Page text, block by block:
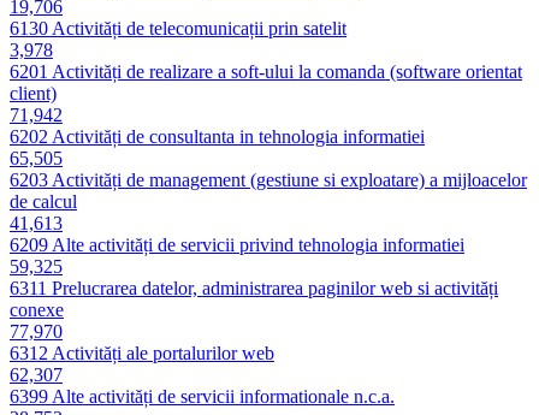
19,706
6130 Activități de telecomunicații prin satelit
3,978
6201 Activități de realizare a soft-ului la comanda (software orientat
client)
71,942
6202 Activități de consultanta in tehnologia informatiei
65,505
6203 Activități de management (gestiune si exploatare) a mijloacelor
de calcul
41,613
6209 Alte activități de servicii privind tehnologia informatiei
59,325
6311 Prelucrarea datelor, administrarea paginilor web si activități
conexe
77,970
6312 Activități ale portalurilor web
62,307
6399 Alte activități de servicii informationale n.c.a.